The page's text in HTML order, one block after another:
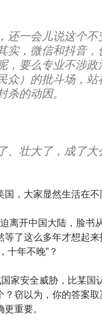
还一会儿说这个
实，微信和抖音，
，要么专业不涉政
众）的批斗场，站
杀的动因。
、壮大了，成了
国，大家显然生活在不
离开中国大陆，脸书
等了这么多年才想起
十年不晚”？
国家安全威胁，比某
？窃以为，你的答案
重要。